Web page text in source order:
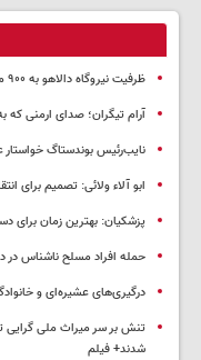
ظرفیت نیروگاه دالاهو به ۹۰۰ مگاوات افزایش می یابد
آرام تیگران؛ صدای ارمنی
نایب‌رئیس بوندستاگ خواستار
ابو آلاء ولائی: تصمیم برای
پزشکیان‌: بهترین زمان برای
حمله افراد مسلح ناشناس در
درگیری‌های عشیره‌ای و خانوادگی در سوریه؛ ۹
شدند+ فیلم